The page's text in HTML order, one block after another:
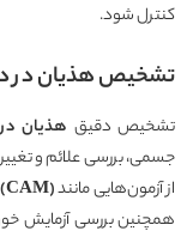
کنترل شود.
تشخیص هذیان در
تشخیص دقیق هذیان
جسمی، بررسی علائم و
از آزمون‌هایی مانند
همچنین بررسی آزمایش